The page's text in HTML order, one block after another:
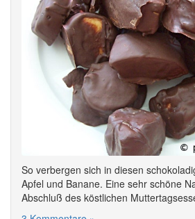
So verbergen sich in diesen
Apfel und Banane. Eine sehr schöne
Abschluß des köstlichen